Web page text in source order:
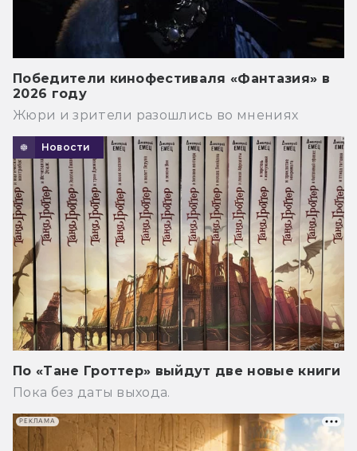
Победители кинофестиваля «Фантазия» в
2026 году
Жюри и зрители разошлись во мнениях
Новости
По «Тане Гроттер» выйдут две новые книги
Пока без даты выхода.
РЕКЛАМА